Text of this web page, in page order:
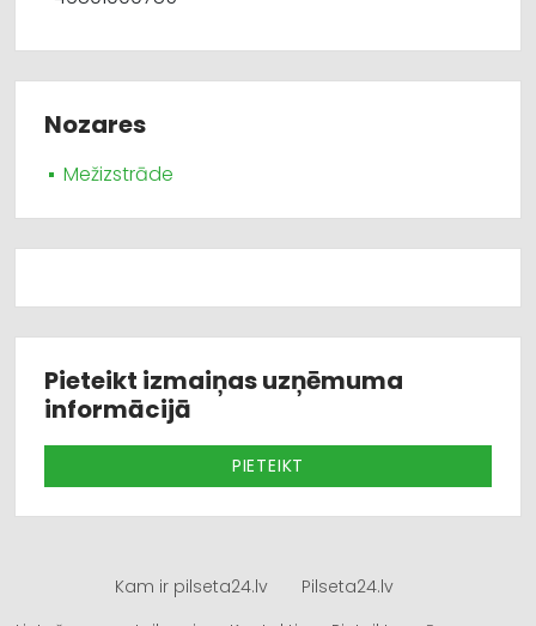
Nozares
Mežizstrāde
Pieteikt izmaiņas uzņēmuma
informācijā
PIETEIKT
Kam ir pilseta24.lv
Pilseta24.lv